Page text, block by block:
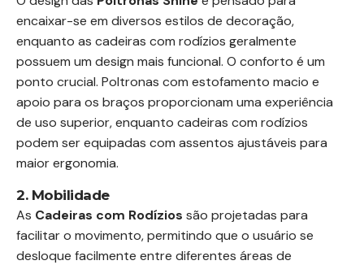
encaixar-se em diversos estilos de decoração,
enquanto as cadeiras com rodízios geralmente
possuem um design mais funcional. O conforto é um
ponto crucial. Poltronas com estofamento macio e
apoio para os braços proporcionam uma experiência
de uso superior, enquanto cadeiras com rodízios
podem ser equipadas com assentos ajustáveis para
maior ergonomia.
2. Mobilidade
As Cadeiras com Rodízios são projetadas para
facilitar o movimento, permitindo que o usuário se
desloque facilmente entre diferentes áreas de